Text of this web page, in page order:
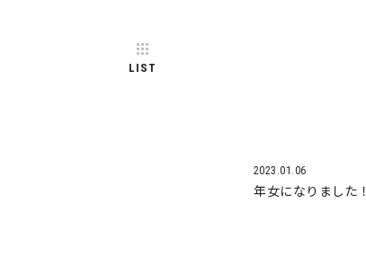
LIST
2023.01.06
年女になりました！